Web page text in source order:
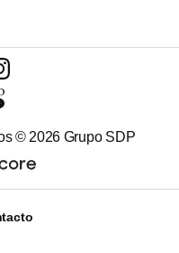
© 2026 Grupo SDP